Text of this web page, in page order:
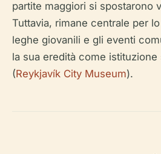
partite maggiori si spostarono
Tuttavia, rimane centrale per
leghe giovanili e gli eventi
la sua eredità come istituzione
(Reykjavík City Museum).